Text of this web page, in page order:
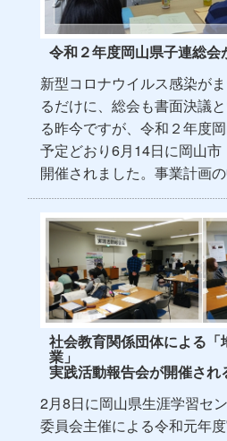
令和２年度岡山県子連総会
新型コロナウイルス感染が
るだけに、総会も書面決議
る昨今ですが、令和２年度
予定どおり6月14日に岡山
開催されました。事業計画
社会教育関係団体による
業」
実践活動報告会が開催され
2月8日に岡山県生涯学習セ
委員会主催による令和元年